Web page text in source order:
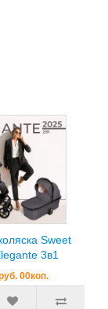
Sweet
3в1
00коп.